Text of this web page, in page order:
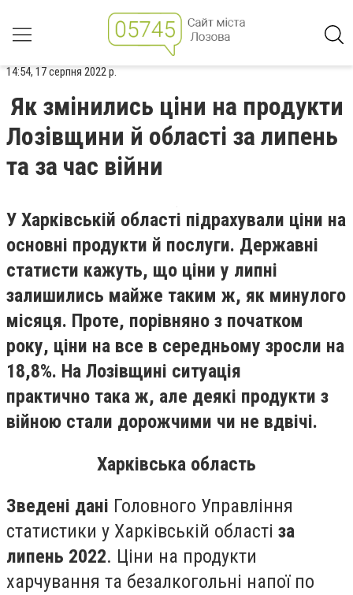
14:54, 17 серпня 2022 р.
Як змінились ціни на продукти
Лозівщини й області за липень
та за час війни
У Харківській області підрахували ціни на
основні продукти й послуги. Державні
статисти кажуть, що ціни у липні
залишились майже таким ж, як минулого
місяця. Проте, порівняно з початком
року, ціни на все в середньому зросли на
18,8%. На Лозівщині ситуація
практично така ж, але деякі продукти з
війною стали дорожчими чи не вдвічі.
Харківська область
Зведені дані Головного Управління
статистики у Харківській області за
липень 2022. Ціни на продукти
харчування та безалкогольні напої по